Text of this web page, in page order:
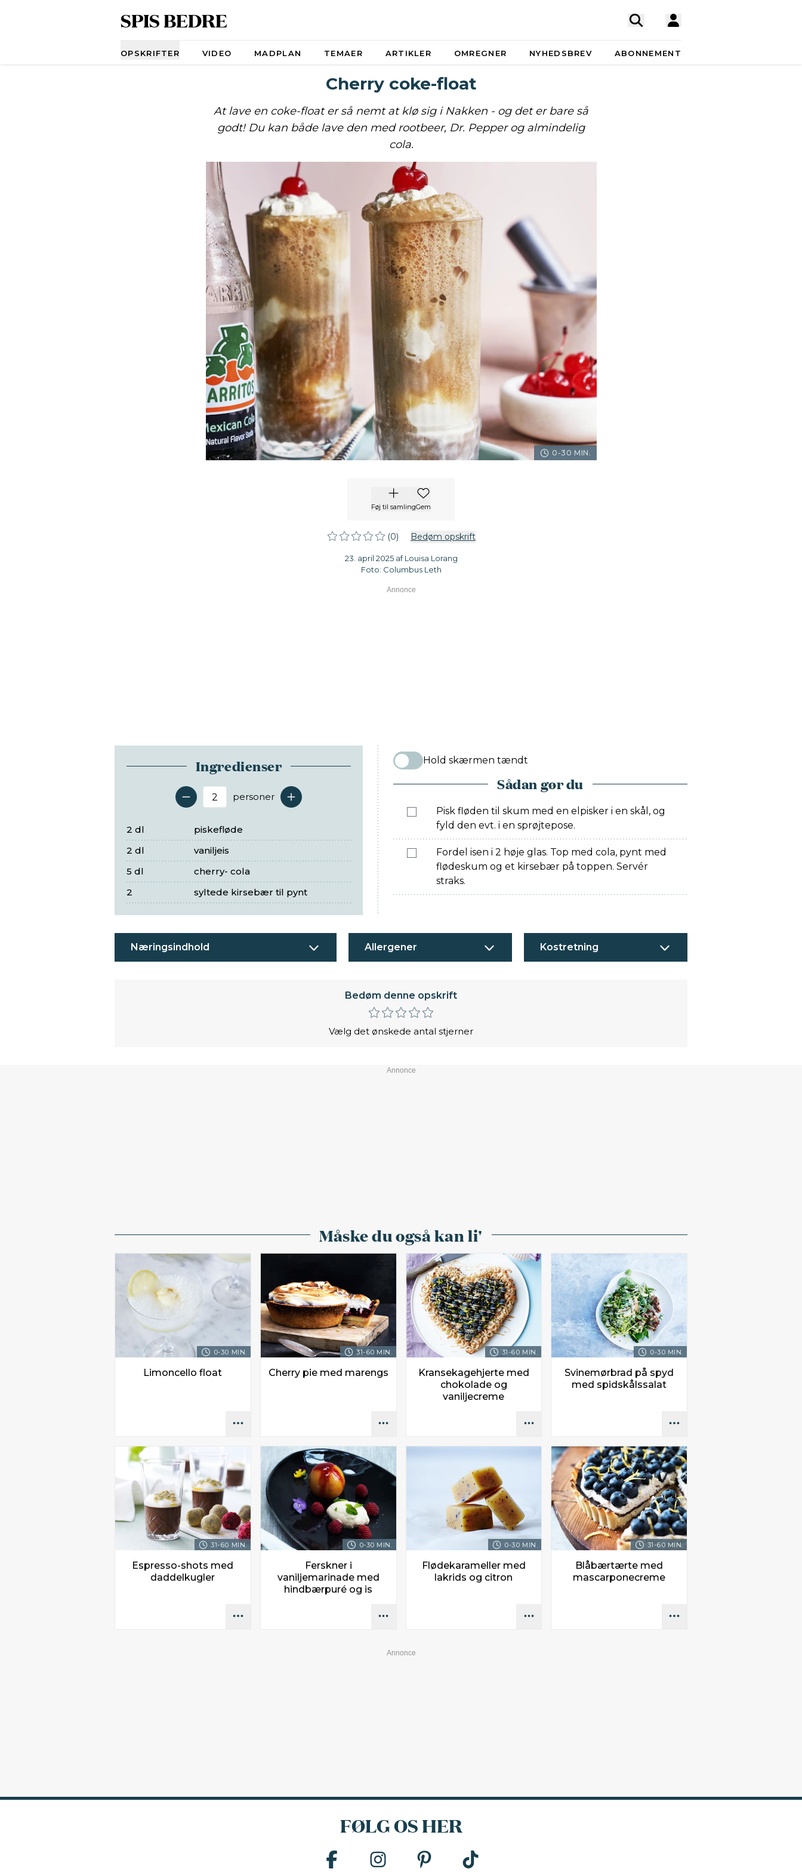
SPIS BEDRE
OPSKRIFTER VIDEO MADPLAN TEMAER ARTIKLER OMREGNER NYHEDSBREV ABONNEMENT
Cherry coke-float
At lave en coke-float er så nemt at klø sig i Nakken - og det er bare så
godt! Du kan både lave den med rootbeer, Dr. Pepper og almindelig
cola.
0-30 MIN.
Føj til samlingGem
(0) Bedøm opskrift
23. april 2025 af Louisa Lorang
Foto: Columbus Leth
Ingredienser
Antal serveringer
personer
piskefløde
2 dl
vaniljeis
2 dl
cherry- cola
5 dl
syltede kirsebær til pynt
2
Hold skærmen tændt
Sådan gør du
Pisk fløden til skum med en elpisker i en skål, og
fyld den evt. i en sprøjtepose.
Fordel isen i 2 høje glas. Top med cola, pynt med
flødeskum og et kirsebær på toppen. Servér
straks.
Næringsindhold Allergener Kostretning
Bedøm denne opskrift
Vælg det ønskede antal stjerner
Måske du også kan li'
0-30 MIN.
Limoncello float
31-60 MIN.
Cherry pie med marengs
31-60 MIN.
Kransekagehjerte med
chokolade og
vaniljecreme
0-30 MIN.
Svinemørbrad på spyd
med spidskålssalat
31-60 MIN.
Espresso-shots med
daddelkugler
0-30 MIN.
Ferskner i
vaniljemarinade med
hindbærpuré og is
0-30 MIN.
Flødekarameller med
lakrids og citron
31-60 MIN.
Blåbærtærte med
mascarponecreme
FØLG OS HER